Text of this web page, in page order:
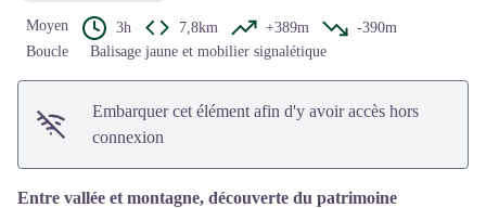
Moyen 3h 7,8km +389m
-390m
Boucle
Balisage jaune et mobilier signalétique
Embarquer cet élément afin d'y avoir accès hors
connexion
Entre vallée et montagne, découverte du patrimoine